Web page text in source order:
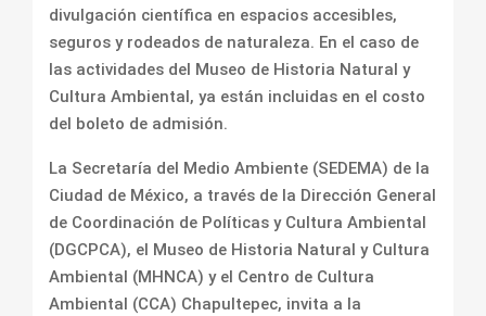
divulgación científica en espacios accesibles,
seguros y rodeados de naturaleza. En el caso de
las actividades del Museo de Historia Natural y
Cultura Ambiental, ya están incluidas en el costo
del boleto de admisión.
La Secretaría del Medio Ambiente (SEDEMA) de la
Ciudad de México, a través de la Dirección General
de Coordinación de Políticas y Cultura Ambiental
(DGCPCA), el Museo de Historia Natural y Cultura
Ambiental (MHNCA) y el Centro de Cultura
Ambiental (CCA) Chapultepec, invita a la